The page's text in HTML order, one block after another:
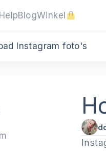
HelpBlogWinkel
Instagram foto's